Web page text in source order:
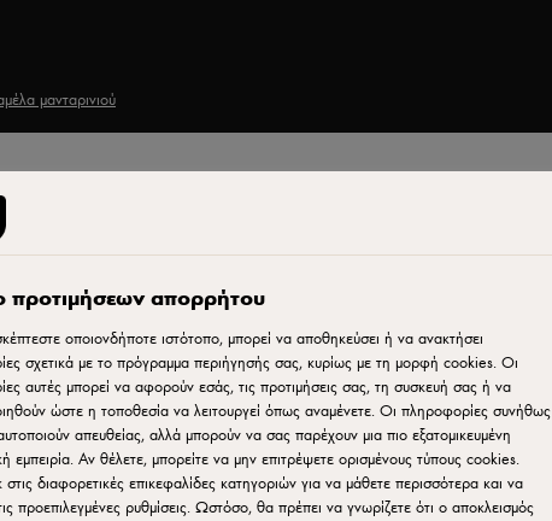
μανταρινιού
Εκτύπωση
προτιμήσεων απορρήτου
οποιονδήποτε ιστότοπο, μπορεί να αποθηκεύσει ή να ανακτήσει
σχετικά με το πρόγραμμα περιήγησής σας, κυρίως με τη μορφή cookies. Οι
αυτές μπορεί να αφορούν εσάς, τις προτιμήσεις σας, τη συσκευή σας ή να
ώστε η τοποθεσία να λειτουργεί όπως αναμένετε. Οι πληροφορίες συνήθως
απευθείας, αλλά μπορούν να σας παρέχουν μια πιο εξατομικευμένη
εμπειρία. Αν θέλετε, μπορείτε να μην επιτρέψετε ορισμένους τύπους cookies.
στις διαφορετικές επικεφαλίδες κατηγοριών για να μάθετε περισσότερα και να
προεπιλεγμένες ρυθμίσεις. Ωστόσο, θα πρέπει να γνωρίζετε ότι ο αποκλεισμός